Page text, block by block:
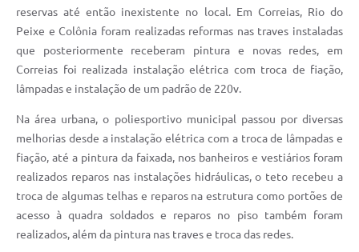
reservas até então inexistente no local. Em Correias, Rio do
Peixe e Colônia foram realizadas reformas nas traves instaladas
que posteriormente receberam pintura e novas redes, em
Correias foi realizada instalação elétrica com troca de fiação,
lâmpadas e instalação de um padrão de 220v.
Na área urbana, o poliesportivo municipal passou por diversas
melhorias desde a instalação elétrica com a troca de lâmpadas e
fiação, até a pintura da faixada, nos banheiros e vestiários foram
realizados reparos nas instalações hidráulicas, o teto recebeu a
troca de algumas telhas e reparos na estrutura como portões de
acesso à quadra soldados e reparos no piso também foram
realizados, além da pintura nas traves e troca das redes.